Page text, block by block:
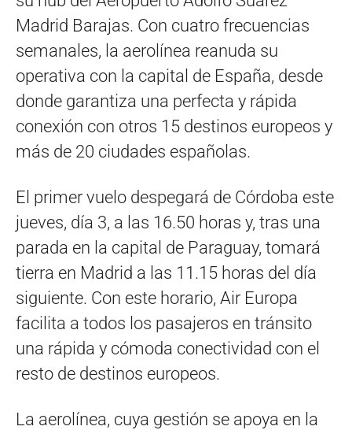
Madrid Barajas. Con cuatro frecuencias
semanales, la aerolínea reanuda su
operativa con la capital de España, desde
donde garantiza una perfecta y rápida
conexión con otros 15 destinos europeos y
más de 20 ciudades españolas.
El primer vuelo despegará de Córdoba este
jueves, día 3, a las 16.50 horas y, tras una
parada en la capital de Paraguay, tomará
tierra en Madrid a las 11.15 horas del día
siguiente. Con este horario, Air Europa
facilita a todos los pasajeros en tránsito
una rápida y cómoda conectividad con el
resto de destinos europeos.
La aerolínea, cuya gestión se apoya en la